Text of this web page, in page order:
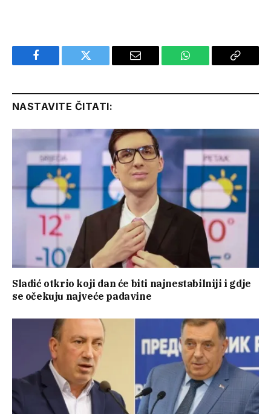
Facebook Twitter Email WhatsApp Copy
NASTAVITE ČITATI:
Sladić otkrio koji dan će biti najnestabilniji i gdje
se očekuju najveće padavine